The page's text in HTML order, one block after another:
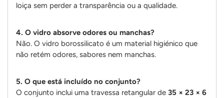
loiça sem perder a transparência ou a qualidade.
4. O vidro absorve odores ou manchas?
Não. O vidro borossilicato é um material higiénico que
não retém odores, sabores nem manchas.
5. O que está incluído no conjunto?
O conjunto inclui uma travessa retangular de 35 × 23 × 6